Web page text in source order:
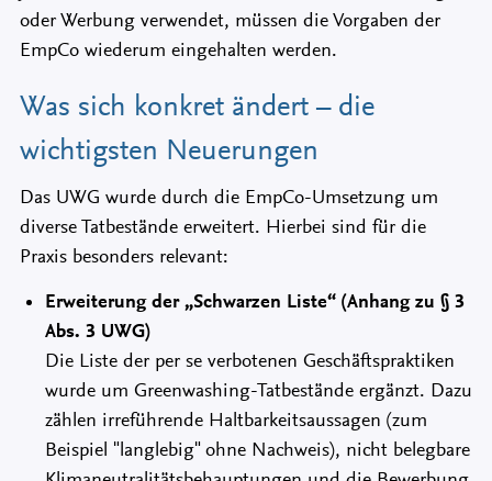
oder Werbung verwendet, müssen die Vorgaben der
EmpCo wiederum eingehalten werden.
Was sich konkret ändert – die
wichtigsten Neuerungen
Das UWG wurde durch die EmpCo-Umsetzung um
diverse Tatbestände erweitert. Hierbei sind für die
Praxis besonders relevant:
Erweiterung der „Schwarzen Liste“ (Anhang zu § 3
Abs. 3 UWG)
Die Liste der per se verbotenen Geschäftspraktiken
wurde um Greenwashing-Tatbestände ergänzt. Dazu
zählen irreführende Haltbarkeitsaussagen (zum
Beispiel "langlebig" ohne Nachweis), nicht belegbare